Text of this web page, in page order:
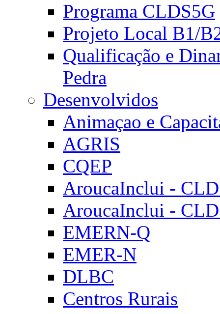
Programa CLDS5G
Projeto Local B1/
Qualificação e
Pedra
Desenvolvidos
Animaçao e
AGRIS
CQEP
AroucaInclui -
AroucaInclui -
EMERN-Q
EMER-N
DLBC
Centros Rurais